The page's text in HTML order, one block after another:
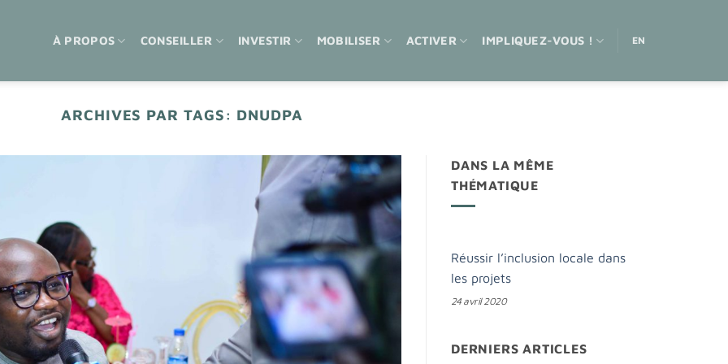
À PROPOS CONSEILLER INVESTIR MOBILISER ACTIVER IMPLIQUEZ-VOUS ! EN
ARCHIVES PAR TAGS: DNUDPA
DANS LA MÊME
THÉMATIQUE
Réussir l’inclusion locale dans
les projets
24 avril 2020
DERNIERS ARTICLES